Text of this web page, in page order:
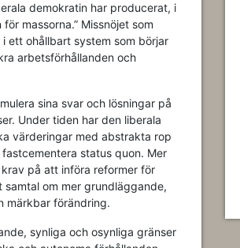
demokratin har producerat, i
massorna.” Missnöjet som
ett ohållbart system som börjar
arbetsförhållanden och
sina svar och lösningar på
Under tiden har den liberala
värderingar med abstrakta rop
status quon. Mer
på att införa reformer för
om mer grundläggande,
märkbar förändring.
synliga och osynliga gränser